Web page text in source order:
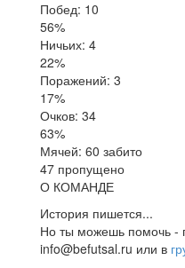
Побед: 10
56%
Ничьих: 4
22%
Поражений: 3
17%
Очков: 34
63%
Мячей: 60 забито
47 пропущено
О КОМАНДЕ
История пишется...
Но ты можешь помочь -
info@befutsal.ru или в